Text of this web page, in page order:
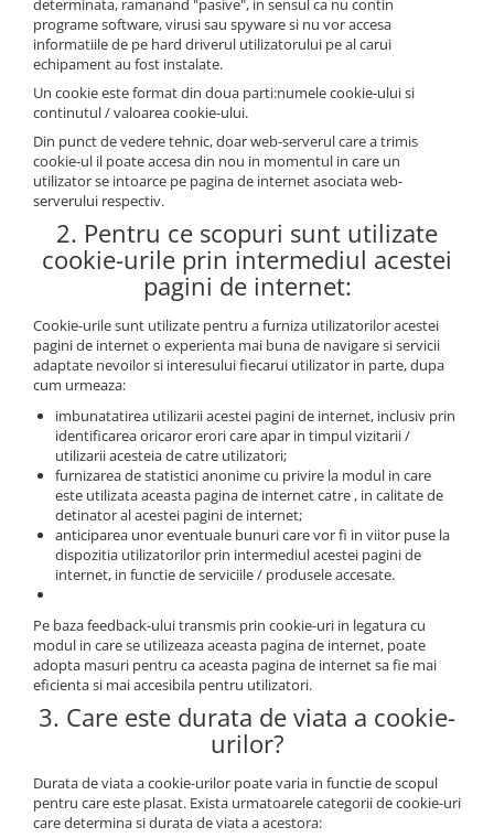
determinata, ramanand "pasive", in sensul ca nu contin
programe software, virusi sau spyware si nu vor accesa
informatiile de pe hard driverul utilizatorului pe al carui
echipament au fost instalate.
Un cookie este format din doua parti:numele cookie-ului si
continutul / valoarea cookie-ului.
Din punct de vedere tehnic, doar web-serverul care a trimis
cookie-ul il poate accesa din nou in momentul in care un
utilizator se intoarce pe pagina de internet asociata web-
serverului respectiv.
2. Pentru ce scopuri sunt utilizate
cookie-urile prin intermediul acestei
pagini de internet:
Cookie-urile sunt utilizate pentru a furniza utilizatorilor acestei
pagini de internet o experienta mai buna de navigare si servicii
adaptate nevoilor si interesului fiecarui utilizator in parte, dupa
cum urmeaza:
imbunatatirea utilizarii acestei pagini de internet, inclusiv prin
identificarea oricaror erori care apar in timpul vizitarii /
utilizarii acesteia de catre utilizatori;
furnizarea de statistici anonime cu privire la modul in care
este utilizata aceasta pagina de internet catre , in calitate de
detinator al acestei pagini de internet;
anticiparea unor eventuale bunuri care vor fi in viitor puse la
dispozitia utilizatorilor prin intermediul acestei pagini de
internet, in functie de serviciile / produsele accesate.
Pe baza feedback-ului transmis prin cookie-uri in legatura cu
modul in care se utilizeaza aceasta pagina de internet, poate
adopta masuri pentru ca aceasta pagina de internet sa fie mai
eficienta si mai accesibila pentru utilizatori.
3. Care este durata de viata a cookie-
urilor?
Durata de viata a cookie-urilor poate varia in functie de scopul
pentru care este plasat. Exista urmatoarele categorii de cookie-uri
care determina si durata de viata a acestora: